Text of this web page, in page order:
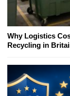
Why Logistics
Recycling in